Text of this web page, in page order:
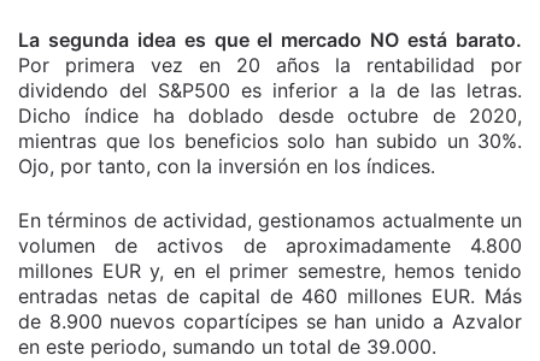
La segunda idea es que el mercado NO está barato.
Por primera vez en 20 años la rentabilidad por
dividendo del S&P500 es inferior a la de las letras.
Dicho índice ha doblado desde octubre de 2020,
mientras que los beneficios solo han subido un 30%.
Ojo, por tanto, con la inversión en los índices.
En términos de actividad, gestionamos actualmente un
volumen de activos de aproximadamente 4.800
millones EUR y, en el primer semestre, hemos tenido
entradas netas de capital de 460 millones EUR. Más
de 8.900 nuevos copartícipes se han unido a Azvalor
en este periodo, sumando un total de 39.000.